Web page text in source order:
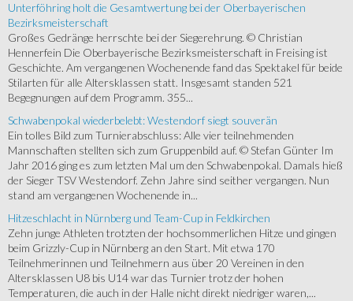
Unterföhring holt die Gesamtwertung bei der Oberbayerischen
Bezirksmeisterschaft
Großes Gedränge herrschte bei der Siegerehrung. © Christian
Hennerfein Die Oberbayerische Bezirksmeisterschaft in Freising ist
Geschichte. Am vergangenen Wochenende fand das Spektakel für beide
Stilarten für alle Altersklassen statt. Insgesamt standen 521
Begegnungen auf dem Programm. 355...
Schwabenpokal wiederbelebt: Westendorf siegt souverän
Ein tolles Bild zum Turnierabschluss: Alle vier teilnehmenden
Mannschaften stellten sich zum Gruppenbild auf. © Stefan Günter Im
Jahr 2016 ging es zum letzten Mal um den Schwabenpokal. Damals hieß
der Sieger TSV Westendorf. Zehn Jahre sind seither vergangen. Nun
stand am vergangenen Wochenende in...
Hitzeschlacht in Nürnberg und Team-Cup in Feldkirchen
Zehn junge Athleten trotzten der hochsommerlichen Hitze und gingen
beim Grizzly-Cup in Nürnberg an den Start. Mit etwa 170
Teilnehmerinnen und Teilnehmern aus über 20 Vereinen in den
Altersklassen U8 bis U14 war das Turnier trotz der hohen
Temperaturen, die auch in der Halle nicht direkt niedriger waren,...